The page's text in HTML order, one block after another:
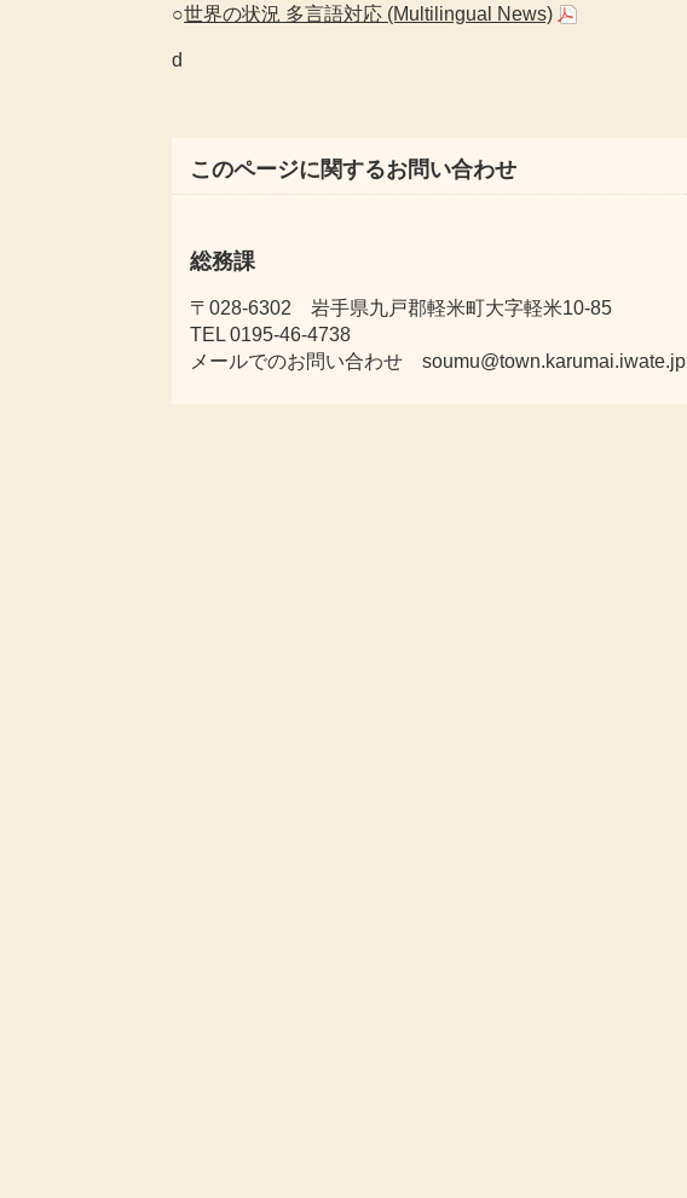
○世界の状況 多言語対応 (Multilingual News)
d
このページに関するお問い合わせ
総務課
〒028-6302 岩手県九戸郡軽米町大字軽米10-85
TEL 0195-46-4738
メールでのお問い合わせ soumu@town.karumai.iwate.jp